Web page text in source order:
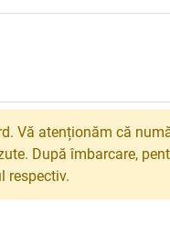
Vă atenționăm că
După îmbarcare,
respectiv.